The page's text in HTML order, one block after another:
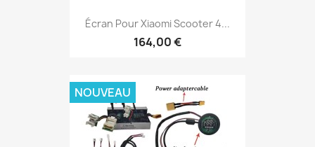
Écran Pour Xiaomi Scooter 4...
164,00 €
NOUVEAU